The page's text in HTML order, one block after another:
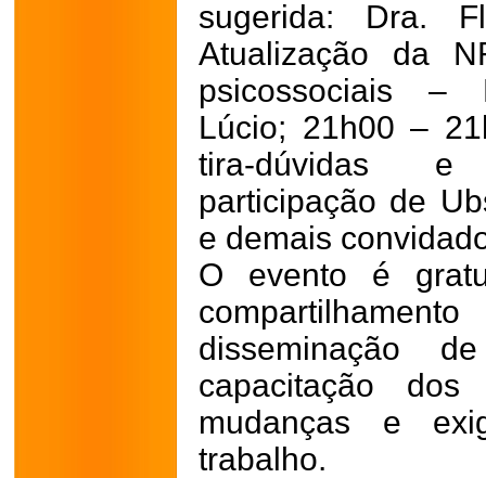
sugerida: Dra.
Atualização da
psicossociais –
Lúcio; 21h00 –
tira-dúvidas e
participação de
e demais
O evento é
disseminação
capacitação
mudanças e
trabalho.